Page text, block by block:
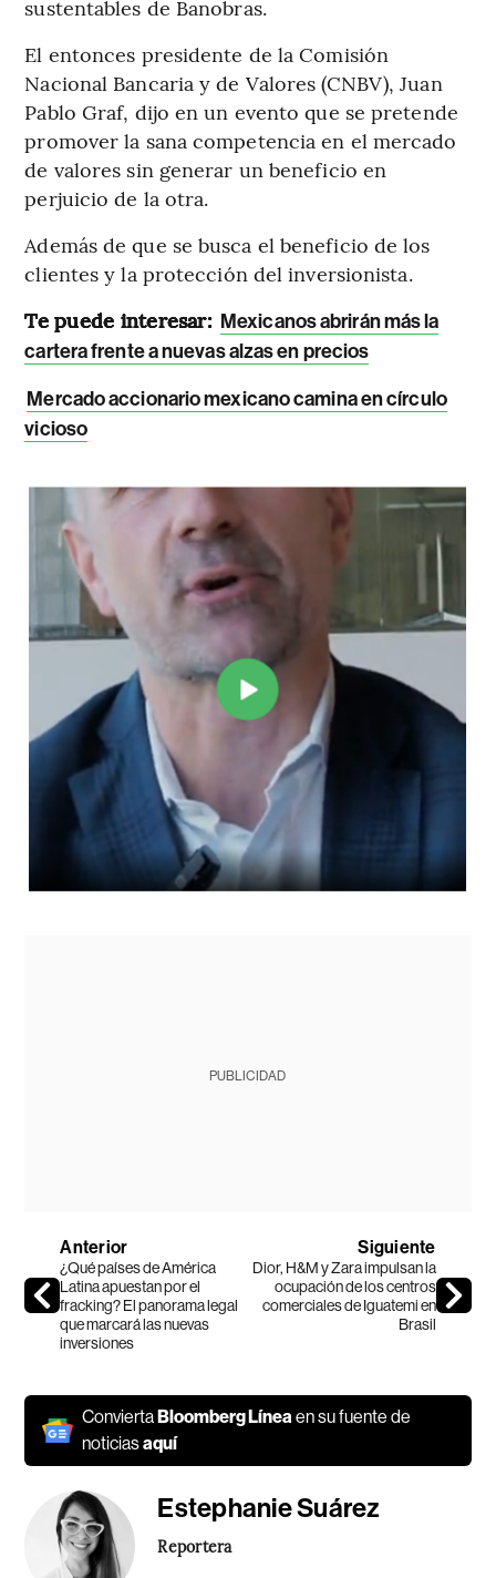
sustentables de Banobras.
El entonces presidente de la Comisión
Nacional Bancaria y de Valores (CNBV), Juan
Pablo Graf, dijo en un evento que se pretende
promover la sana competencia en el mercado
de valores sin generar un beneficio en
perjuicio de la otra.
Además de que se busca el beneficio de los
clientes y la protección del inversionista.
Te puede interesar: Mexicanos abrirán más la
cartera frente a nuevas alzas en precios
Mercado accionario mexicano camina en círculo
vicioso
PUBLICIDAD
Anterior
¿Qué países de América
Latina apuestan por el
fracking? El panorama legal
que marcará las nuevas
inversiones
Siguiente
Dior, H&M y Zara impulsan la
ocupación de los centros
comerciales de Iguatemi en
Brasil
ConviertaBloomberg Líneaen su fuente de
noticiasaquí
Estephanie Suárez
Reportera